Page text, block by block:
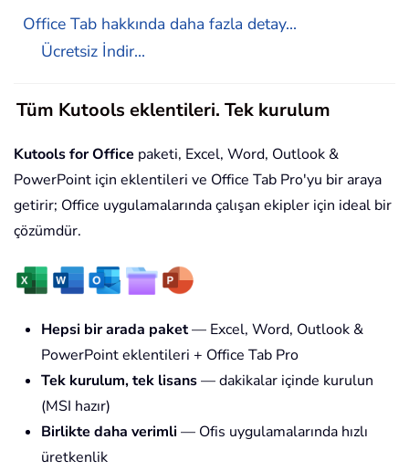
Office Tab hakkında daha fazla detay...
Ücretsiz İndir...
Tüm Kutools eklentileri. Tek kurulum
Kutools for Office paketi, Excel, Word, Outlook &
PowerPoint için eklentileri ve Office Tab Pro'yu bir araya
getirir; Office uygulamalarında çalışan ekipler için ideal bir
çözümdür.
Hepsi bir arada paket— Excel, Word, Outlook &
PowerPoint eklentileri + Office Tab Pro
Tek kurulum, tek lisans— dakikalar içinde kurulun
(MSI hazır)
Birlikte daha verimli — Ofis uygulamalarında hızlı
üretkenlik